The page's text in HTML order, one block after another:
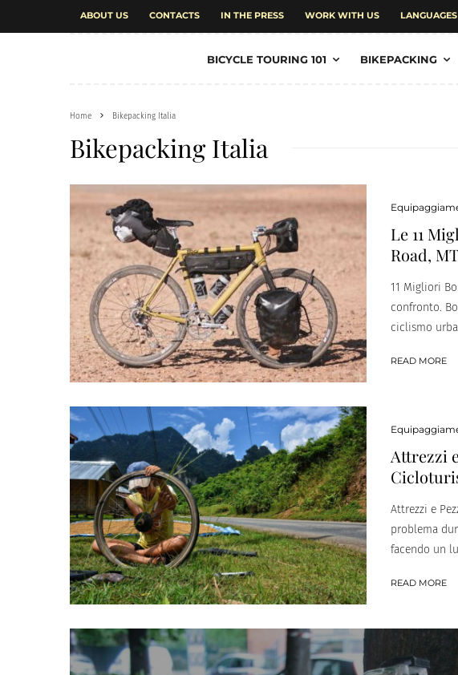
ABOUT US CONTACTS IN THE PRESS WORK WITH US LANGUAGES
BICYCLE TOURING 101 BIKEPACKING
Home Bikepacking Italia
Bikepacking Italia
Le 11
Road,
11 Migliori
confronto.
ciclismo
READ MORE
Attrezzi
Attrezzi e
problema
facendo un
READ MORE